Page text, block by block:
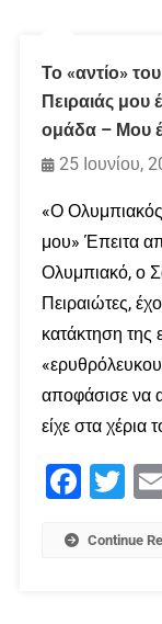
Το «αντίο»
Πειραιάς μου
ομάδα – Μου
25 Ιουνίου,
«Ο Ολυμπιακός
μου» Έπειτα
Ολυμπιακό, ο
Πειραιώτες,
κατάκτηση της
αποφάσισε να
είχε στα χέρια
Facebook
Continue